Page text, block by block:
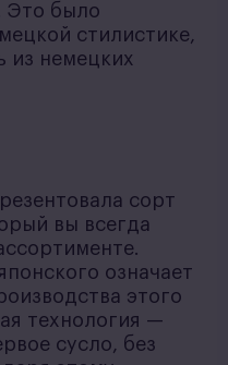
Это было
стилистике,
из немецких
сорт
вы всегда
означает
этого
технология —
сусло, без